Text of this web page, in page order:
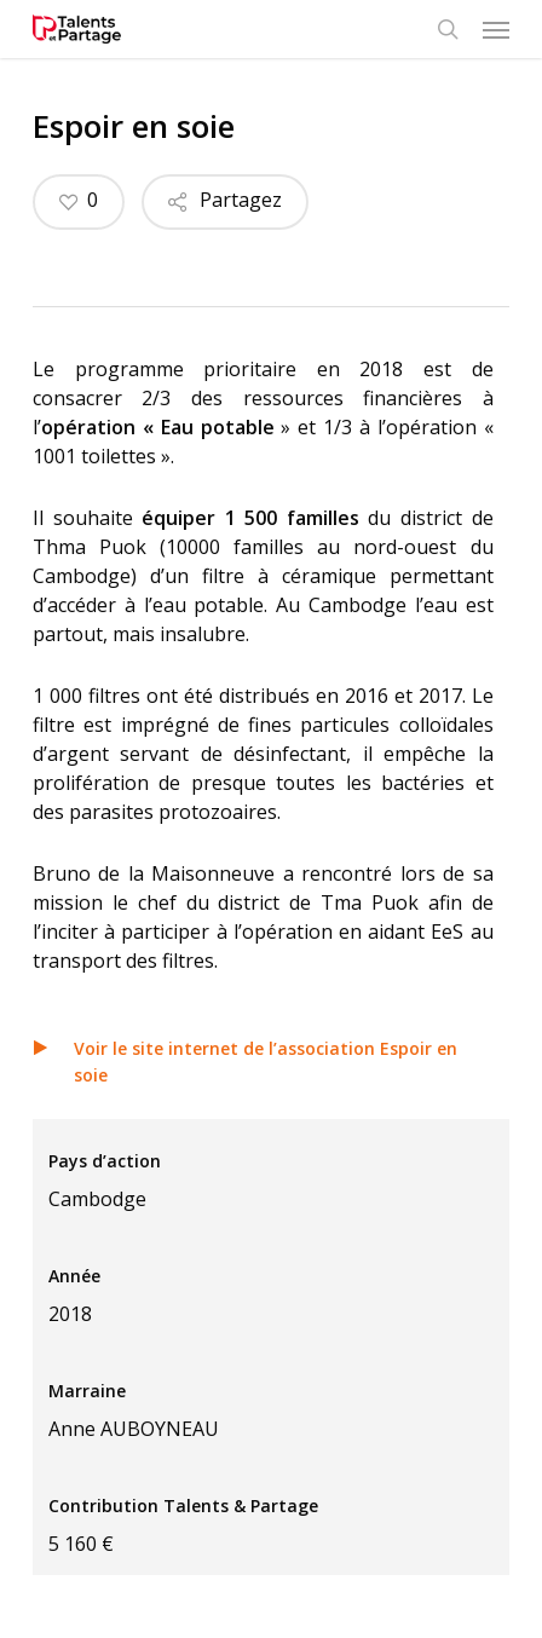
Menu
Espoir en soie
Partagez
0
Le programme prioritaire en 2018 est de
consacrer 2/3 des ressources financières à
l’opération « Eau potable » et 1/3 à l’opération «
1001 toilettes ».
Il souhaite équiper 1 500 familles du district de
Thma Puok (10000 familles au nord-ouest du
Cambodge) d’un filtre à céramique permettant
d’accéder à l’eau potable. Au Cambodge l’eau est
partout, mais insalubre.
1 000 filtres ont été distribués en 2016 et 2017. Le
filtre est imprégné de fines particules colloïdales
d’argent servant de désinfectant, il empêche la
prolifération de presque toutes les bactéries et
des parasites protozoaires.
Bruno de la Maisonneuve a rencontré lors de sa
mission le chef du district de Tma Puok afin de
l’inciter à participer à l’opération en aidant EeS au
transport des filtres.
Voir le site internet de l’association Espoir en
soie
Pays d’action
Cambodge
Année
2018
Marraine
Anne AUBOYNEAU
Contribution Talents & Partage
5 160 €